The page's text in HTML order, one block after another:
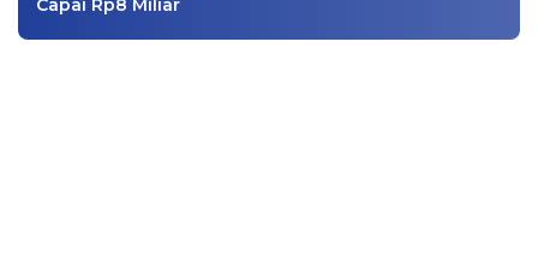
Capai Rp8 Miliar